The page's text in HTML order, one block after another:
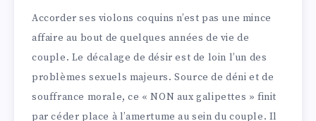
Accorder ses violons coquins n’est pas une mince
affaire au bout de quelques années de vie de
couple. Le décalage de désir est de loin l’un des
problèmes sexuels majeurs. Source de déni et de
souffrance morale, ce « NON aux galipettes » finit
par céder place à l’amertume au sein du couple. Il